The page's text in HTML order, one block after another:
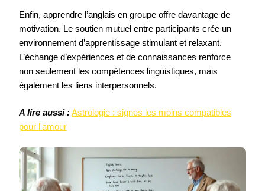
Enfin, apprendre l’anglais en groupe offre davantage de
motivation. Le soutien mutuel entre participants crée un
environnement d’apprentissage stimulant et relaxant.
L’échange d’expériences et de connaissances renforce
non seulement les compétences linguistiques, mais
également les liens interpersonnels.
A lire aussi :Astrologie : signes les moins compatibles
pour l'amour